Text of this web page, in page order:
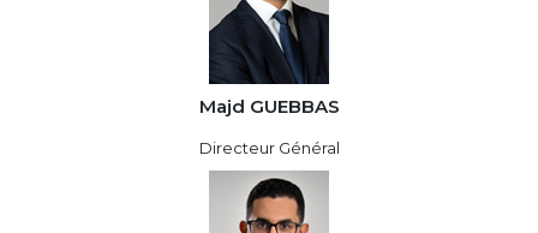
Majd GUEBBAS
Directeur Général